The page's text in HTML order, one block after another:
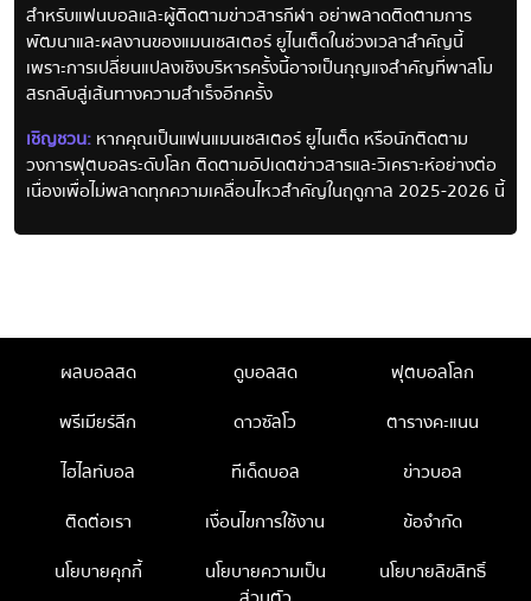
สำหรับแฟนบอลและผู้ติดตามข่าวสารกีฬา อย่าพลาดติดตามการ
พัฒนาและผลงานของแมนเชสเตอร์ ยูไนเต็ดในช่วงเวลาสำคัญนี้
เพราะการเปลี่ยนแปลงเชิงบริหารครั้งนี้อาจเป็นกุญแจสำคัญที่พาสโม
สรกลับสู่เส้นทางความสำเร็จอีกครั้ง
เชิญชวน: หากคุณเป็นแฟนแมนเชสเตอร์ ยูไนเต็ด หรือนักติดตาม
วงการฟุตบอลระดับโลก ติดตามอัปเดตข่าวสารและวิเคราะห์อย่างต่อ
เนื่องเพื่อไม่พลาดทุกความเคลื่อนไหวสำคัญในฤดูกาล 2025-2026 นี้
ผลบอลสด ดูบอลสด
ฟุตบอลโลก
พรีเมียร์ลีก
ดาวซัลโว
ตารางคะแนน
ไฮไลท์บอล
ทีเด็ดบอล
ข่าวบอล
ติดต่อเรา
เงื่อนไขการใช้งาน
ข้อจำกัด
นโยบายคุกกี้
นโยบายความเป็น
นโยบายลิขสิทธิ์